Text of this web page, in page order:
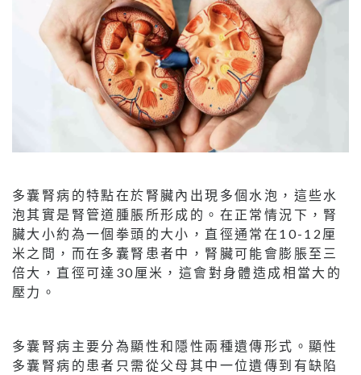
多囊腎病的特點在於腎臟內出現多個水泡，這些水
泡其實是腎管道腫脹所形成的。在正常情況下，腎
臟大小約為一個拳頭的大小，直徑通常在10-12厘
米之間，而在多囊腎患者中，腎臟可能會膨脹至三
倍大，直徑可達30厘米，這會對身體造成相當大的
壓力。
多囊腎病主要分為顯性和隱性兩種遺傳形式。顯性
多囊腎病的患者只需從父母其中一位遺傳到有缺陷